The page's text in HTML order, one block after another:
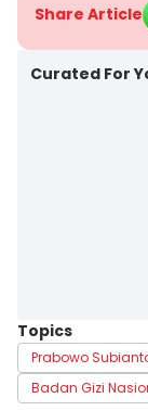
Share Article
Curated For
Topics
Prabowo
Badan Gizi